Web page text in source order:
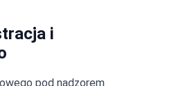
i
pod nadzorem